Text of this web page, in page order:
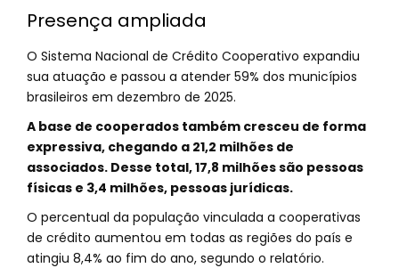
Presença ampliada
O Sistema Nacional de Crédito Cooperativo expandiu
sua atuação e passou a atender 59% dos municípios
brasileiros em dezembro de 2025.
A base de cooperados também cresceu de forma
expressiva, chegando a 21,2 milhões de
associados. Desse total, 17,8 milhões são pessoas
físicas e 3,4 milhões, pessoas jurídicas.
O percentual da população vinculada a cooperativas
de crédito aumentou em todas as regiões do país e
atingiu 8,4% ao fim do ano, segundo o relatório.